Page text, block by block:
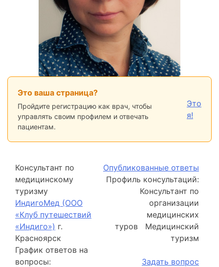
Это ваша страница?
Пройдите регистрацию как врач, чтобы
управлять своим профилем и отвечать
пациентам.
Это
я!
Консультант по
медицинскому
туризму
ИндигоМед (ООО
«Клуб путешествий
«Индиго») г.
Красноярск
График ответов на
вопросы:
Опубликованные ответы
Профиль консультаций:
Консультант по
организации
медицинских
туров Медицинский
туризм
Задать вопрос